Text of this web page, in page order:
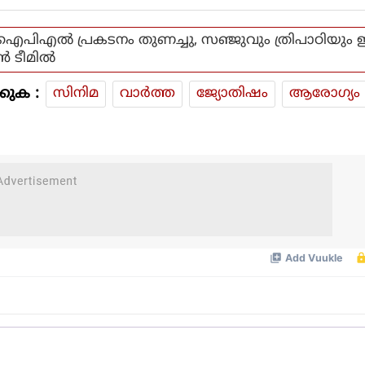
പ്രകടനം തുണച്ചു, സഞ്ജുവും ത്രിപാഠിയും
ടീമിൽ
: സിനിമ വാര്‍ത്ത ജ്യോതിഷം ആരോഗ്യം